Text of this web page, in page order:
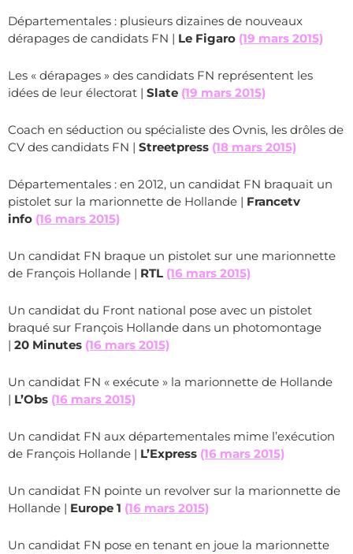
Départementales : plusieurs dizaines de nouveaux
dérapages de candidats FN | Le Figaro (19 mars 2015)
Les « dérapages » des candidats FN représentent les
idées de leur électorat | Slate (19 mars 2015)
Coach en séduction ou spécialiste des Ovnis, les drôles de
CV des candidats FN | Streetpress (18 mars 2015)
Départementales : en 2012, un candidat FN braquait un
pistolet sur la marionnette de Hollande | Francetv
info (16 mars 2015)
Un candidat FN braque un pistolet sur une marionnette
de François Hollande | RTL (16 mars 2015)
Un candidat du Front national pose avec un pistolet
braqué sur François Hollande dans un photomontage
| 20 Minutes (16 mars 2015)
Un candidat FN « exécute » la marionnette de Hollande
| L’Obs (16 mars 2015)
Un candidat FN aux départementales mime l’exécution
de François Hollande | L’Express (16 mars 2015)
Un candidat FN pointe un revolver sur la marionnette de
Hollande | Europe 1 (16 mars 2015)
Un candidat FN pose en tenant en joue la marionnette